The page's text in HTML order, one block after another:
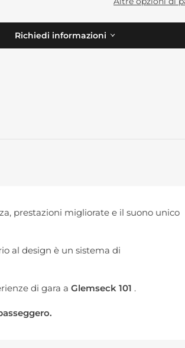
Richiedi informazioni
prestazioni migliorate e il suono unico
al design è un sistema di
di gara a Glemseck 101 .